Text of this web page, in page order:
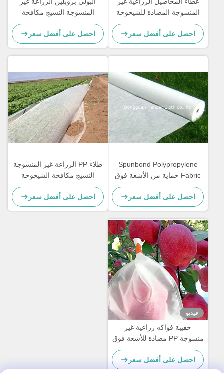
المنسوجة المضادة للشيخوخة
100٪ مادة البولي بروبيلين
احصل على أفضل سعر
المنسوجة النسيج مكافحة
الشيخوخة صحة البيئة
احصل على أفضل سعر
Spunbond Polypropylene
Fabric حماية من الأشعة فوق
البنفسجية لفافات أقمشة غير
منسوجة
احصل على أفضل سعر
طلاء PP الزراعة غير المنسوجة
النسيج مكافحة الشيخوخة
العرض حسب الطلب
احصل على أفضل سعر
فيديو
حقيبة فواكه زراعية غير
منسوجة PP مضادة للأشعة فوق
البنفسجية واقية للموز والتفاح
احصل على أفضل سعر